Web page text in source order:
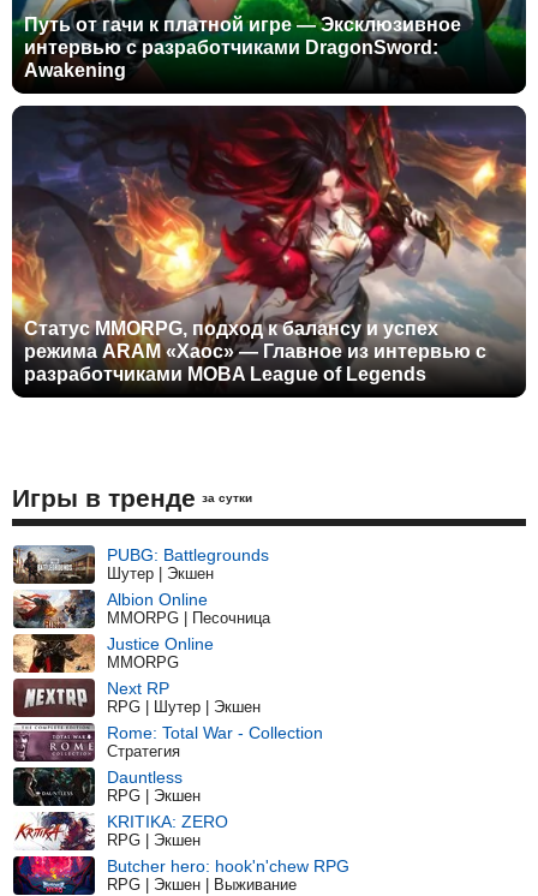
Путь от гачи к платной игре — Эксклюзивное
интервью с разработчиками DragonSword:
Awakening
Статус MMORPG, подход к балансу и успех
режима ARAM «Хаос» — Главное из интервью с
разработчиками MOBA League of Legends
Игры в тренде за сутки
PUBG: Battlegrounds
Шутер | Экшен
Albion Online
MMORPG | Песочница
Justice Online
MMORPG
Next RP
RPG | Шутер | Экшен
Rome: Total War - Collection
Стратегия
Dauntless
RPG | Экшен
KRITIKA: ZERO
RPG | Экшен
Butcher hero: hook'n'chew RPG
RPG | Экшен | Выживание